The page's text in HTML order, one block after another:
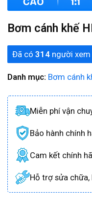
Bơm cánh khế
Đã có 314 người xem
Danh mục: Bơm cánh
Miễn phí vận
Bảo hành chính
Cam kết chính
Hỗ trợ sửa chữa,